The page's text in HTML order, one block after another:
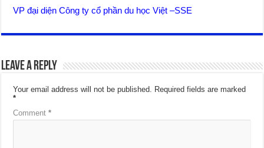
VP đại diện Công ty cổ phần du học Việt –SSE
Leave a Reply
Your email address will not be published. Required fields are marked
*
Comment*